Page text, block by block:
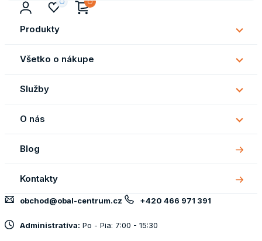
Produkty
Všetko o nákupe
o
Služby
O nás
O
nás
Blog
Kontakty
obchod@obal-centrum.cz +420 466 971 391
Administratíva: Po - Pia: 7:00 - 15:30